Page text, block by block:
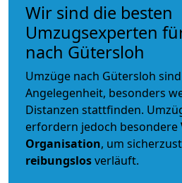
Wir sind die besten
Umzugsexperten
nach Gütersloh
Umzüge nach Gütersloh
Angelegenheit, besonders
Distanzen stattfinden.
erfordern jedoch besondere
Organisation, um
reibungslosverläuft.